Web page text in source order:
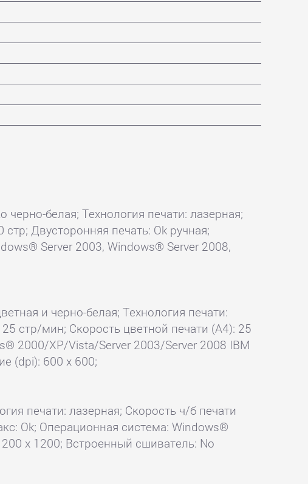
белая; Технология печати: лазерная;
Двусторонняя печать: Ok ручная;
Server 2003, Windows® Server 2008,
и черно-белая; Технология печати:
стр/мин; Скорость цветной печати (А4): 25
2000/XP/Vista/Server 2003/Server 2008 IBM
(dpi): 600 x 600;
печати: лазерная; Скорость ч/б печати
Ok; Операционная система: Windows®
x 1200; Встроенный сшиватель: No